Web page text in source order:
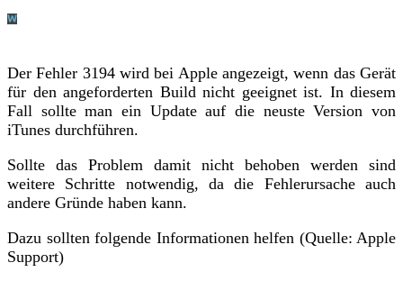
Der Fehler 3194 wird bei Apple angezeigt, wenn das Gerät
für den angeforderten Build nicht geeignet ist. In diesem
Fall sollte man ein Update auf die neuste Version von
iTunes durchführen.
Sollte das Problem damit nicht behoben werden sind
weitere Schritte notwendig, da die Fehlerursache auch
andere Gründe haben kann.
Dazu sollten folgende Informationen helfen (Quelle: Apple
Support)